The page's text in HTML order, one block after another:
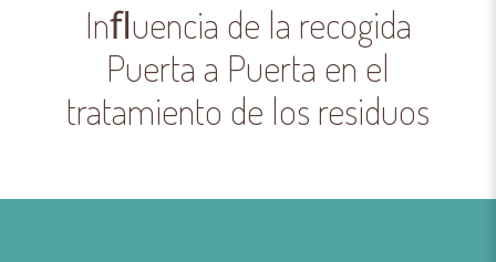
Inﬂuencia de la recogida
Puerta a Puerta en el
tratamiento de los residuos